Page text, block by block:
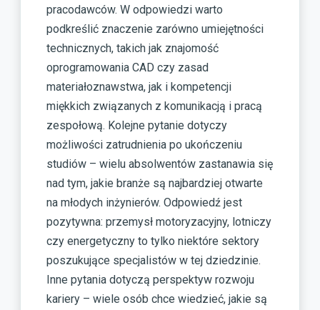
pracodawców. W odpowiedzi warto
podkreślić znaczenie zarówno umiejętności
technicznych, takich jak znajomość
oprogramowania CAD czy zasad
materiałoznawstwa, jak i kompetencji
miękkich związanych z komunikacją i pracą
zespołową. Kolejne pytanie dotyczy
możliwości zatrudnienia po ukończeniu
studiów – wielu absolwentów zastanawia się
nad tym, jakie branże są najbardziej otwarte
na młodych inżynierów. Odpowiedź jest
pozytywna: przemysł motoryzacyjny, lotniczy
czy energetyczny to tylko niektóre sektory
poszukujące specjalistów w tej dziedzinie.
Inne pytania dotyczą perspektyw rozwoju
kariery – wiele osób chce wiedzieć, jakie są